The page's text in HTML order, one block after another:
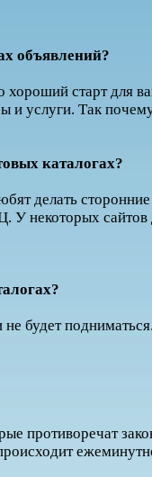
объявлений?
хороший старт для
и услуги. Так
каталогах?
делать
У некоторых
не будет
противоречат